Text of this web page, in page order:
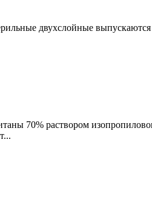
двухслойные
70% раствором